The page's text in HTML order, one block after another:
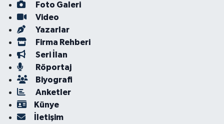
Foto Galeri
Video
Yazarlar
Firma Rehberi
Seri İlan
Röportaj
Biyografi
Anketler
Künye
İletişim